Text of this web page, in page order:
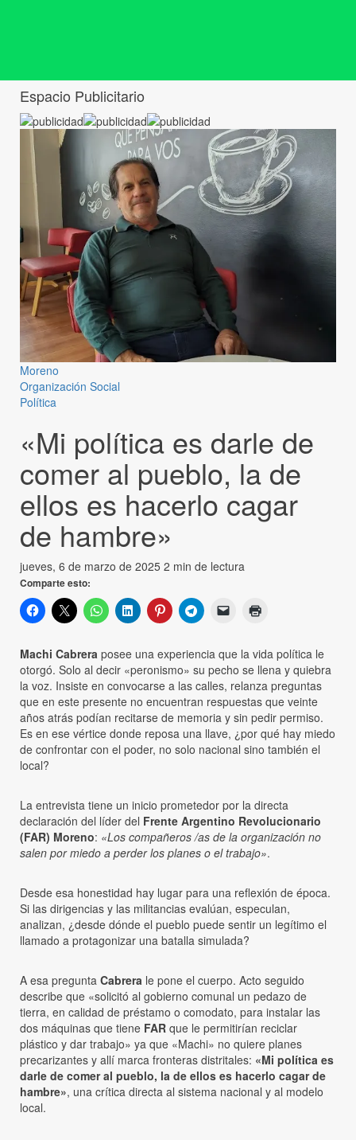
Espacio Publicitario
Moreno
Organización Social
Política
«Mi política es darle de
comer al pueblo, la de
ellos es hacerlo cagar
de hambre»
jueves, 6 de marzo de 2025 2 min de lectura
Comparte esto:
Machi Cabrera posee una experiencia que la vida política le
otorgó. Solo al decir «peronismo» su pecho se llena y quiebra
la voz. Insiste en convocarse a las calles, relanza preguntas
que en este presente no encuentran respuestas que veinte
años atrás podían recitarse de memoria y sin pedir permiso.
Es en ese vértice donde reposa una llave, ¿por qué hay miedo
de confrontar con el poder, no solo nacional sino también el
local?
La entrevista tiene un inicio prometedor por la directa
declaración del líder del Frente Argentino Revolucionario
(FAR) Moreno: «Los compañeros /as de la organización no
salen por miedo a perder los planes o el trabajo».
Desde esa honestidad hay lugar para una reflexión de época.
Si las dirigencias y las militancias evalúan, especulan,
analizan, ¿desde dónde el pueblo puede sentir un legítimo el
llamado a protagonizar una batalla simulada?
A esa pregunta Cabrera le pone el cuerpo. Acto seguido
describe que «solicitó al gobierno comunal un pedazo de
tierra, en calidad de préstamo o comodato, para instalar las
dos máquinas que tiene FAR que le permitirían reciclar
plástico y dar trabajo» ya que «Machi» no quiere planes
precarizantes y allí marca fronteras distritales: «Mi política es
darle de comer al pueblo, la de ellos es hacerlo cagar de
hambre», una crítica directa al sistema nacional y al modelo
local.